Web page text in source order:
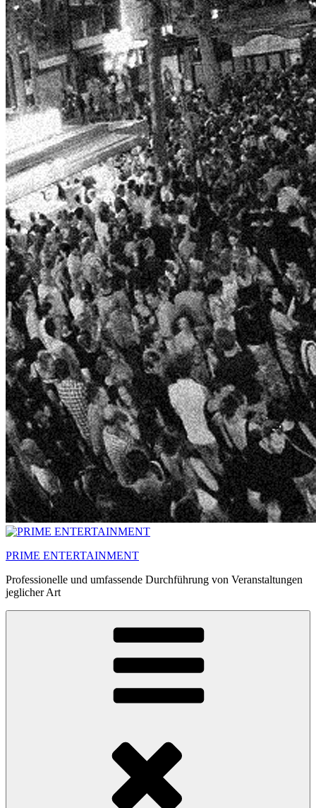
PRIME ENTERTAINMENT
Professionelle und umfassende Durchführung von Veranstaltungen
jeglicher Art